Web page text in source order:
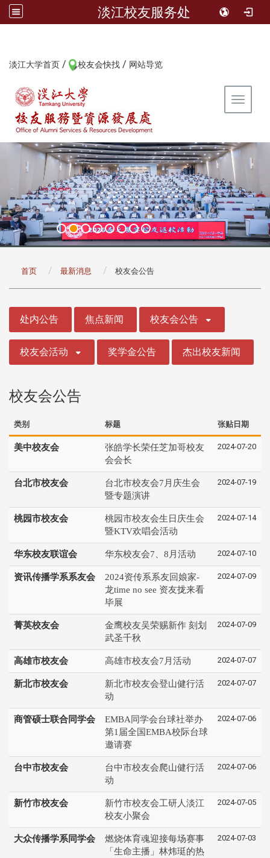
淡江校友服务处
淡江大学首页 / 校友会快找 / 网站导览
Toggle
首页 最新消息 校友会公告
处内公告 焦点新闻 校友会公告
校友会活动 奖学金公告 杰出校友新闻
校友会公告
类别 标题 张贴日期
美中校友会
张皓学长荣任芝加哥校友
会会长
2024-07-20
台北市校友会
台北市校友会7月庆生会
暨专题演讲
2024-07-19
桃园市校友会
桃园市校友会生日庆生会
暨KTV欢唱会活动
2024-07-14
华东校友联谊会 华东校友会7、8月活动 2024-07-10
资讯传播学系系友会
2024资传系系友回娘家-
龙time no see 资友拢来看
毕展
2024-07-09
菁英校友会
金鹰校友吴荣赐新作 刻划
武圣千秋
2024-07-09
高雄市校友会 高雄市校友会7月活动 2024-07-07
新北市校友会
新北市校友会登山健行活
动
2024-07-07
商管硕士联合同学会
EMBA同学会台球社举办
第1届全国EMBA校际台球
邀请赛
2024-07-06
台中市校友会
台中市校友会爬山健行活
动
2024-07-06
新竹市校友会
新竹市校友会工研人淡江
校友小聚会
2024-07-05
大众传播学系同学会
燃烧体育魂迎接每场赛事
「生命主播」林炜珽的热
2024-07-03